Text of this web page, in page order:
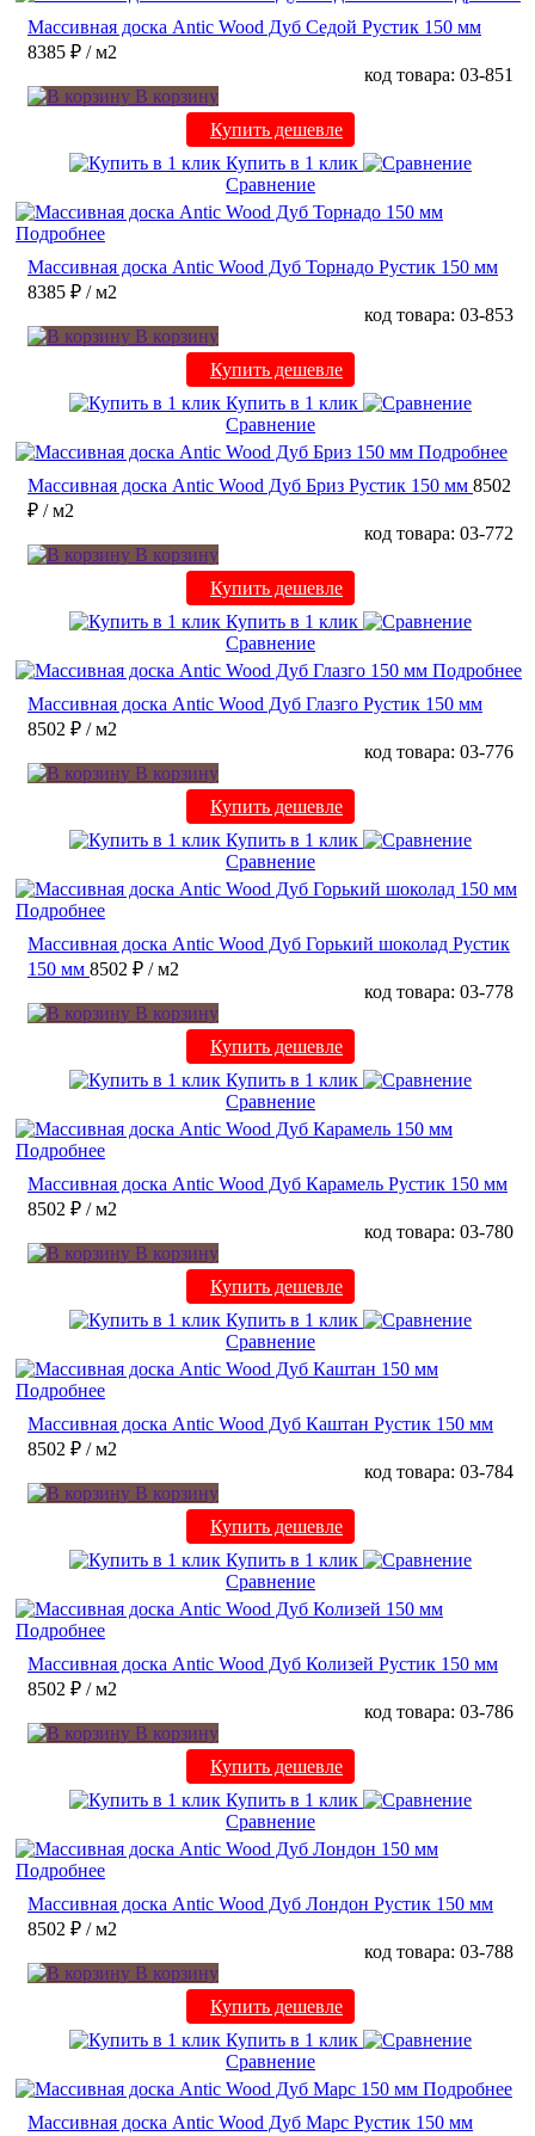
Массивная доска Antic Wood Дуб Седой Рустик 150 мм
8385 ₽ / м2
код товара: 03-851
В корзину
Купить дешевле
Купить в 1 клик
Сравнение
Подробнее
Массивная доска Antic Wood Дуб Торнадо Рустик 150 мм
8385 ₽ / м2
код товара: 03-853
В корзину
Купить дешевле
Купить в 1 клик
Сравнение
Подробнее
Массивная доска Antic Wood Дуб Бриз Рустик 150 мм 8502
₽ / м2
код товара: 03-772
В корзину
Купить дешевле
Купить в 1 клик
Сравнение
Подробнее
Массивная доска Antic Wood Дуб Глазго Рустик 150 мм
8502 ₽ / м2
код товара: 03-776
В корзину
Купить дешевле
Купить в 1 клик
Сравнение
Подробнее
Массивная доска Antic Wood Дуб Горький шоколад Рустик
150 мм 8502 ₽ / м2
код товара: 03-778
В корзину
Купить дешевле
Купить в 1 клик
Сравнение
Подробнее
Массивная доска Antic Wood Дуб Карамель Рустик 150 мм
8502 ₽ / м2
код товара: 03-780
В корзину
Купить дешевле
Купить в 1 клик
Сравнение
Подробнее
Массивная доска Antic Wood Дуб Каштан Рустик 150 мм
8502 ₽ / м2
код товара: 03-784
В корзину
Купить дешевле
Купить в 1 клик
Сравнение
Подробнее
Массивная доска Antic Wood Дуб Колизей Рустик 150 мм
8502 ₽ / м2
код товара: 03-786
В корзину
Купить дешевле
Купить в 1 клик
Сравнение
Подробнее
Массивная доска Antic Wood Дуб Лондон Рустик 150 мм
8502 ₽ / м2
код товара: 03-788
В корзину
Купить дешевле
Купить в 1 клик
Сравнение
Подробнее
Массивная доска Antic Wood Дуб Марс Рустик 150 мм